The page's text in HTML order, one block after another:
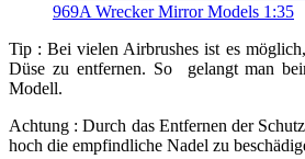
Tip : Bei vielen Airbrushes ist es
Düse zu entfernen. So gelangt man
Modell.
Achtung : Durch das Entfernen der
hoch die empfindliche Nadel zu